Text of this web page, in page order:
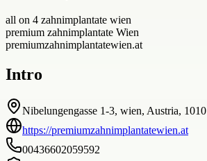
all on 4 zahnimplantate wien
premium zahnimplantate Wien
premiumzahnimplantatewien.at
Intro
Nibelungengasse 1-3, wien, Austria, 1010
https://premiumzahnimplantatewien.at
00436602059592